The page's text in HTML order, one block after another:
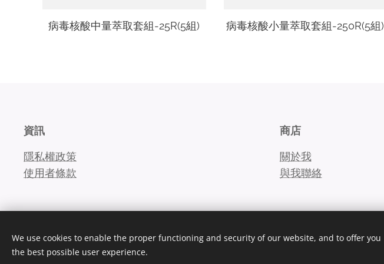
病毒核酸中量萃取套組-25R(5組) 病毒核酸小量萃取套組-250R(5組)
資訊
隱私權政策
使用者條款
商店
關於我
與我聯絡
Cookies
We use cookies to enable the proper functioning and security of our website, and to offer you
the best possible user experience.